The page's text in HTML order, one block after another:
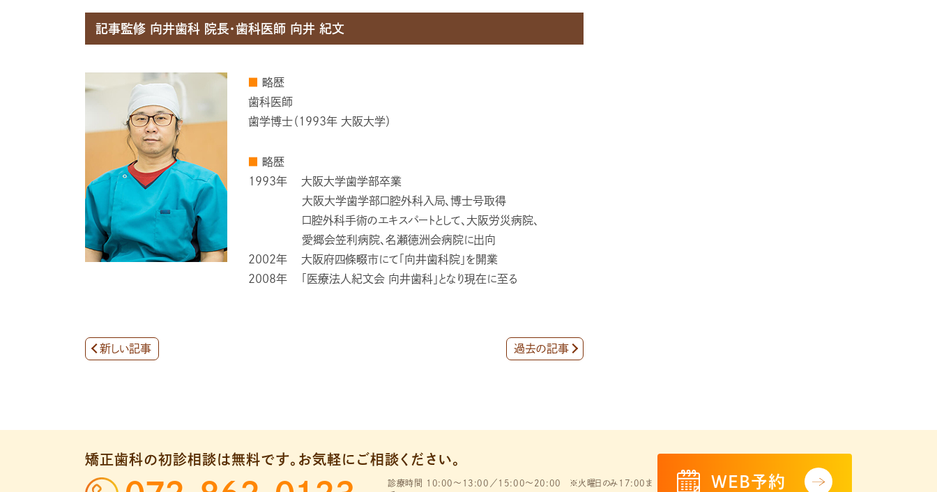
記事監修 向井⻭科 院⻑・⻭科医師 向井 紀文
略歴
歯科医師
歯学博士（1993年 大阪大学）
略歴
1993年
大阪大学歯学部卒業
大阪大学歯学部口腔外科入局、博士号取得
口腔外科手術のエキスパートとして、大阪労災病院、
愛郷会笠利病院、名瀬徳洲会病院に出向
2002年
大阪府四條畷市にて「向井歯科院」を開業
2008年
「医療法人紀文会 向井歯科」となり現在に至る
新しい記事 過去の記事
矯正歯科の初診相談は無料です。 お気軽にご相談ください。
診療時間 10:00～13:00／15:00～20:00 ※火曜日のみ17:00ま
WEB予約